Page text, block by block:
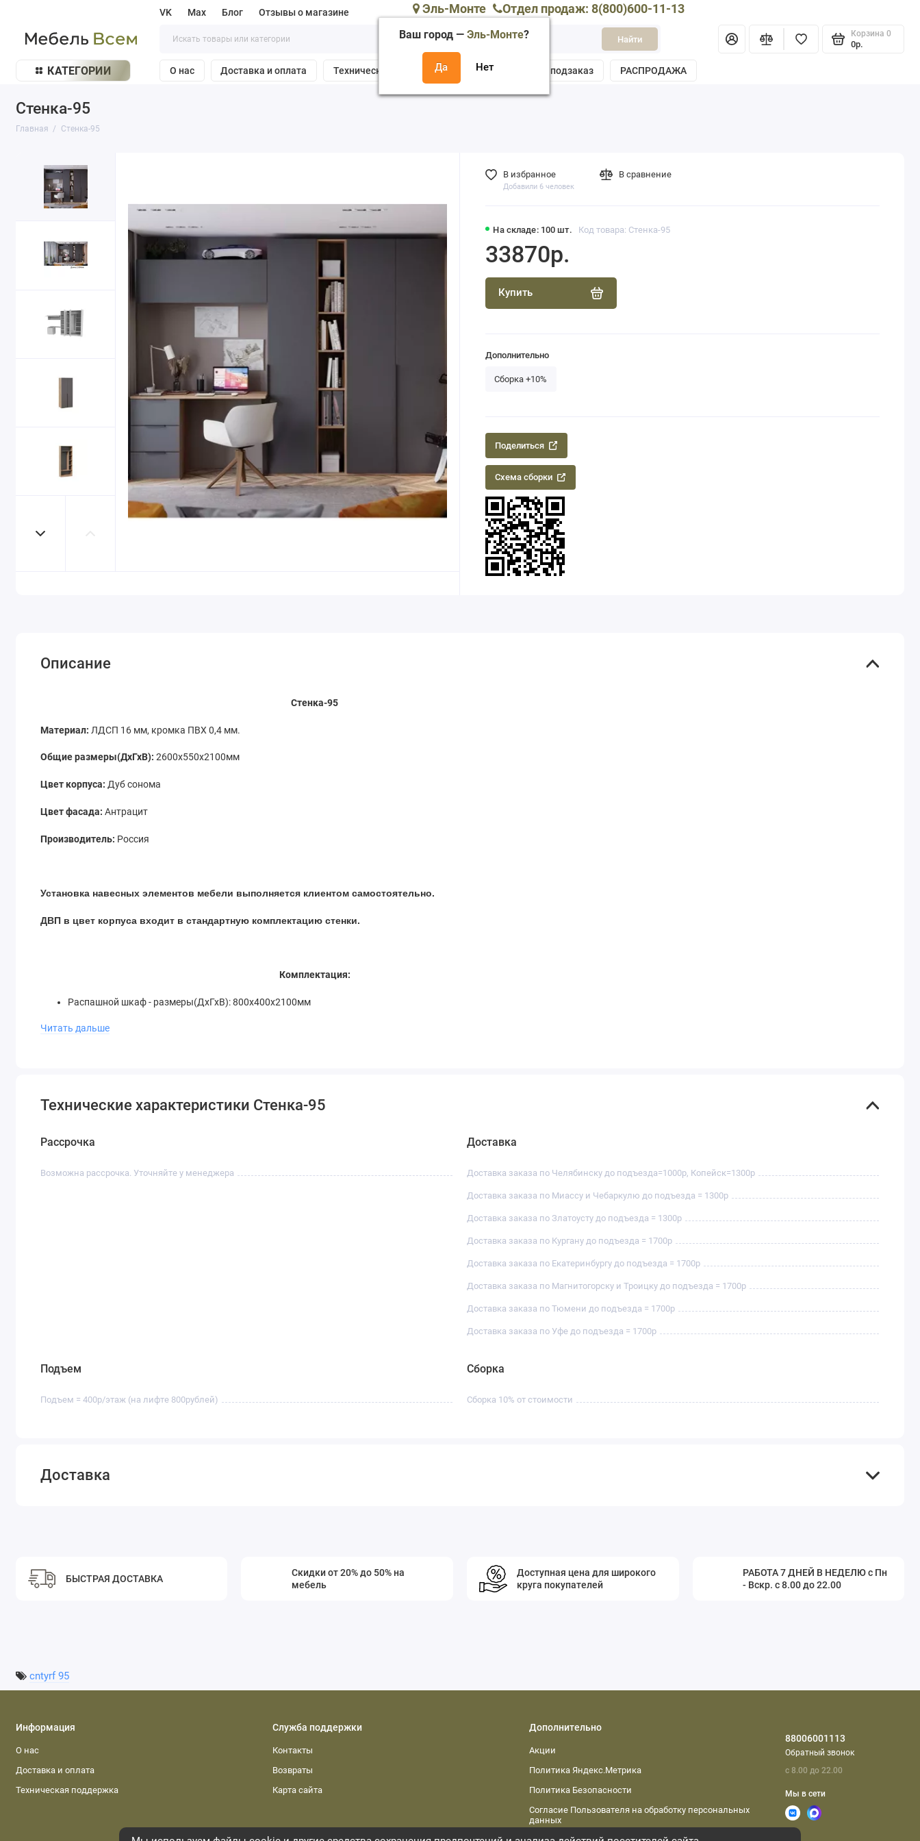
VK Max Блог Отзывы о магазине Эль-Монте
Ваш город —Эль-Монте?
Отдел продаж: 8(800)600-11-13
Найти
Корзина 0
0р.
КАТЕГОРИИ О нас Доставка и оплата Техническая поддержка Собрать мебель подзаказ РАСПРОДАЖА
Стенка-95
Главная Стенка-95
На складе: 100 шт. Код товара: Стенка-95
33870р.
Купить
В избранное
Добавили 6 человек
В сравнение
Дополнительно
Сборка +10%
Поделиться
Схема сборки
Описание
Стенка-95
Материал: ЛДСП 16 мм, кромка ПВХ 0,4 мм.
Общие размеры(ДхГхВ): 2600х550х2100мм
Цвет корпуса: Дуб сонома
Цвет фасада: Антрацит
Производитель: Россия
Установка навесных элементов мебели выполняется клиентом самостоятельно.
ДВП в цвет корпуса входит в стандартную комплектацию стенки.
Комплектация:
Распашной шкаф - размеры(ДхГхВ): 800х400х2100мм
Пенал - размеры(ДхГхВ): 400х400х2100мм
Читать дальше
Технические характеристики Стенка-95
Рассрочка
Возможна рассрочка. Уточняйте у менеджера
Доставка
Доставка заказа по Челябинску до подъезда=1000р, Копейск=1300р
Доставка заказа по Миассу и Чебаркулю до подъезда = 1300р
Доставка заказа по Златоусту до подъезда = 1300р
Доставка заказа по Кургану до подъезда = 1700р
Доставка заказа по Екатеринбургу до подъезда = 1700р
Доставка заказа по Магнитогорску и Троицку до подъезда = 1700р
Доставка заказа по Тюмени до подъезда = 1700р
Доставка заказа по Уфе до подъезда = 1700р
Подъем
Подъем = 400р/этаж (на лифте 800рублей)
Сборка
Сборка 10% от стоимости
Доставка
БЫСТРАЯ ДОСТАВКА
Скидки от 20% до 50% на
мебель
Доступная цена для широкого
круга покупателей
РАБОТА 7 ДНЕЙ В НЕДЕЛЮ с Пн
- Вскр. с 8.00 до 22.00
cntyrf 95
Информация
О нас
Доставка и оплата
Техническая поддержка
Служба поддержки
Контакты
Возвраты
Карта сайта
Дополнительно
Акции
Политика Яндекс.Метрика
Политика Безопасности
Согласие Пользователя на обработку персональных
данных
88006001113
Обратный звонок
с 8.00 до 22.00
Мы в сети